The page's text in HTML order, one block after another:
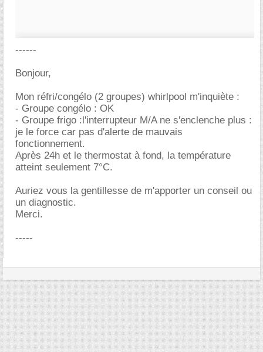
------
Bonjour,
Mon réfri/congélo (2 groupes) whirlpool m'inquiète :
- Groupe congélo : OK
- Groupe frigo :l'interrupteur M/A ne s'enclenche plus :
je le force car pas d'alerte de mauvais
fonctionnement.
Après 24h et le thermostat à fond, la température
atteint seulement 7°C.
Auriez vous la gentillesse de m'apporter un conseil ou
un diagnostic.
Merci.
-----